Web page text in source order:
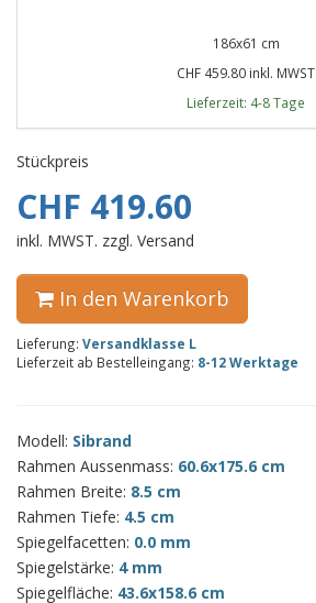
186x61 cm
CHF 459.80 inkl. MWST
Lieferzeit: 4-8 Tage
Stückpreis
CHF 419.60
inkl. MWST. zzgl. Versand
In den Warenkorb
Lieferung: Versandklasse L
Lieferzeit ab Bestelleingang: 8-12 Werktage
Modell: Sibrand
Rahmen Aussenmass: 60.6x175.6 cm
Rahmen Breite: 8.5 cm
Rahmen Tiefe: 4.5 cm
Spiegelfacetten: 0.0 mm
Spiegelstärke: 4 mm
Spiegelfläche: 43.6x158.6 cm